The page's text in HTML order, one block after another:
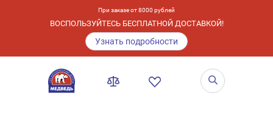
При заказе от 8000 рублей
ВОСПОЛЬЗУЙТЕСЬ БЕСПЛАТНОЙ ДОСТАВКОЙ!
Узнать подробности